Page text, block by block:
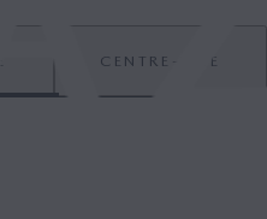
CENTRE-LINE